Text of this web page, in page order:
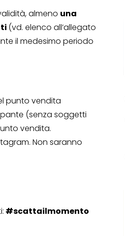
almeno una
(vd. elenco all’allegato
il medesimo periodo
punto vendita
(senza soggetti
vendita.
Non saranno
#scattailmomento
A PREMIO